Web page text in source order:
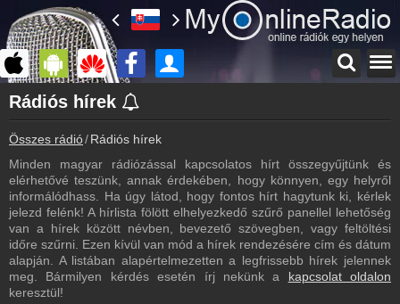
Főoldal
myonlineradio.hu
Bejelentkezés
Hozz létre saját fiókot!
Kapcsolat
Írj nekünk!
Most szól
Ezek szólnak a rádiókban
Műsorújság
Rádióműsorok
Rádiós hírek
Összes rádió Rádiós hírek
Minden magyar rádiózással kapcsolatos hírt összegyűjtünk és
elérhetővé teszünk, annak érdekében, hogy könnyen, egy helyről
informálódhass. Ha úgy látod, hogy fontos hírt hagytunk ki, kérlek
jelezd felénk! A hírlista fölött elhelyezkedő szűrő panellel lehetőség
van a hírek között névben, bevezető szövegben, vagy feltöltési
időre szűrni. Ezen kívül van mód a hírek rendezésére cím és dátum
alapján. A listában alapértelmezetten a legfrissebb hírek jelennek
meg. Bármilyen kérdés esetén írj nekünk a kapcsolat oldalon
keresztül!